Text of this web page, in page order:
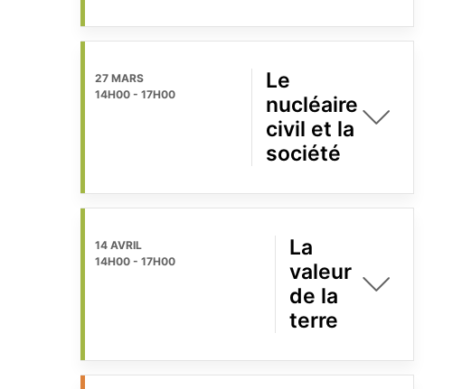
27 MARS
14H00 - 17H00
Le
nucléaire
civil et la
société
14 AVRIL
14H00 - 17H00
La
valeur
de la
terre